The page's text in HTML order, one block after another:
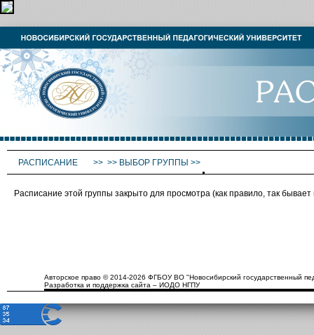
РАСПИСАНИЕ >> >> ВЫБОР ГРУППЫ >>
Расписание этой группы закрыто для просмотра (как правило, так
Авторское право © 2014-2026 ФГБОУ ВО "Новосибирский государственный
Разработка и поддержка сайта – ИОДО НГПУ